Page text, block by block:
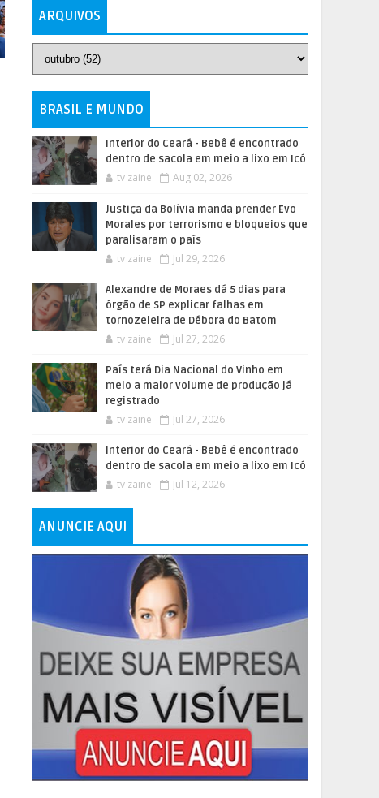
ARQUIVOS
BRASIL E MUNDO
Interior do Ceará - Bebê é encontrado
dentro de sacola em meio a lixo em Icó
tv zaine Aug 02, 2026
Justiça da Bolívia manda prender Evo
Morales por terrorismo e bloqueios que
paralisaram o país
tv zaine Jul 29, 2026
Alexandre de Moraes dá 5 dias para
órgão de SP explicar falhas em
tornozeleira de Débora do Batom
tv zaine Jul 27, 2026
País terá Dia Nacional do Vinho em
meio a maior volume de produção já
registrado
tv zaine Jul 27, 2026
Interior do Ceará - Bebê é encontrado
dentro de sacola em meio a lixo em Icó
tv zaine Jul 12, 2026
ANUNCIE AQUI